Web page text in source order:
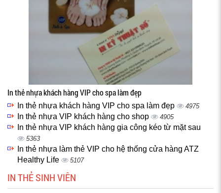
In thẻ nhựa khách hàng VIP cho spa làm đẹp
In thẻ nhựa khách hàng VIP cho spa làm đẹp 4975
In thẻ nhựa VIP khách hàng cho shop 4905
In thẻ nhựa VIP khách hàng gia công kéo từ mặt sau
5363
In thẻ nhựa làm thẻ VIP cho hệ thống cửa hàng ATZ
Healthy Life
5107
IN THẺ SINH VIÊN